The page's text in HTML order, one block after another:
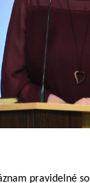
pravidelné